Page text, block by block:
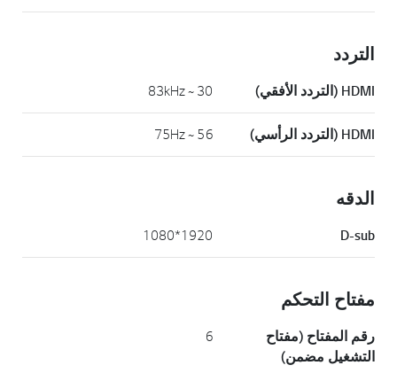
التردد
HDMI (التردد الأفقي) 30 ~ 83kHz
HDMI (التردد الرأسي) 56 ~ 75Hz
الدقه
D-sub
1920*1080
مفتاح التحكم
رقم المفتاح (مفتاح
التشغيل مضمن)
6